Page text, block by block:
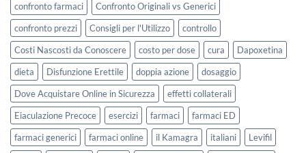
confronto farmaci
Confronto Originali vs Generici
confronto prezzi
Consigli per l'Utilizzo
controllo
Costi Nascosti da Conoscere
costo per dose cura
Dapoxetina
dieta
Disfunzione Erettile doppia azione
dosaggio
Dove Acquistare Online in Sicurezza
effetti collaterali
Eiaculazione Precoce
esercizi farmaci
farmaci ED
farmaci generici
farmaci online il Kamagra italiani
Levifil